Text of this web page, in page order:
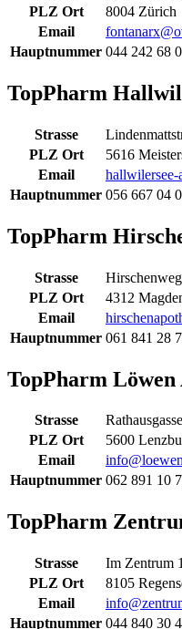
PLZ Ort
8004 Zürich
Email
Hauptnummer 044 242 68
TopPharm
Strasse
PLZ Ort
5616
Email
hallwilersee-
Hauptnummer 056 667 04
TopPharm
Strasse
Hirschenweg
PLZ Ort
4312
Email
Hauptnummer 061 841 28
TopPharm Löwen
Strasse
PLZ Ort
5600
Email
Hauptnummer 062 891 10
TopPharm
Strasse
Im Zentrum 1
PLZ Ort
8105
Email
Hauptnummer 044 840 30